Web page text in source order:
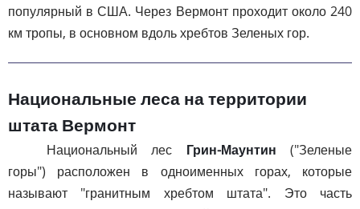
популярный в США. Через Вермонт проходит около 240
км тропы, в основном вдоль хребтов Зеленых гор.
Национальные леса на территории
штата Вермонт
Национальный лес Грин-Маунтин ("Зеленые
горы") расположен в одноименных горах, которые
называют "гранитным хребтом штата". Это часть